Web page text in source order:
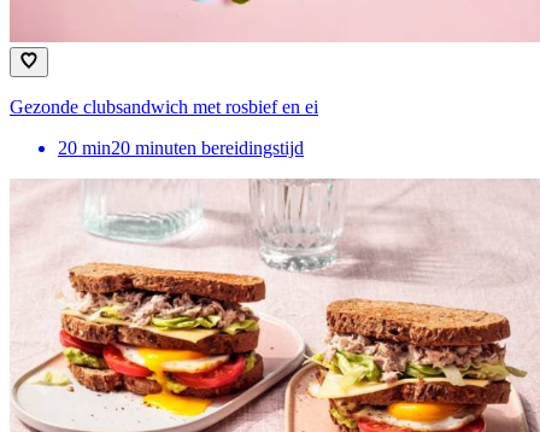
Gezonde clubsandwich met rosbief en ei
20 min20 minuten bereidingstijd